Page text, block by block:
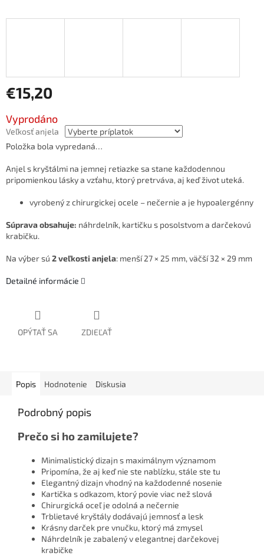
€15,20
Jednotková
cena:
Vyprodáno
Veľkosť anjela
Položka bola vypredaná…
Anjel s kryštálmi na jemnej retiazke sa stane každodennou
pripomienkou lásky a vzťahu, ktorý pretrváva, aj keď život uteká.
vyrobený z chirurgickej ocele – nečernie a je hypoalergénny
Súprava obsahuje: náhrdelník, kartičku s posolstvom a darčekovú
krabičku.
Na výber sú 2 veľkosti anjela: menší 27 × 25 mm, väčší 32 × 29 mm
Detailné informácie
OPÝTAŤ SA ZDIEĽAŤ
Popis Hodnotenie Diskusia
Podrobný popis
Prečo si ho zamilujete?
Minimalistický dizajn s maximálnym významom
Pripomína, že aj keď nie ste nablízku, stále ste tu
Elegantný dizajn vhodný na každodenné nosenie
Kartička s odkazom, ktorý povie viac než slová
Chirurgická oceľ je odolná a nečernie
Trblietavé kryštály dodávajú jemnosť a lesk
Krásny darček pre vnučku, ktorý má zmysel
Náhrdelník je zabalený v elegantnej darčekovej
krabičke